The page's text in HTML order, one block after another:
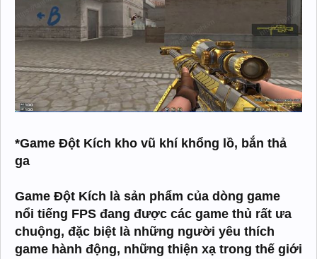
*Game Đột Kích kho vũ khí khổng lồ, bắn thả
ga
Game Đột Kích là sản phẩm của dòng game
nổi tiếng FPS đang được các game thủ rất ưa
chuộng, đặc biệt là những người yêu thích
game hành động, những thiện xạ trong thế giới